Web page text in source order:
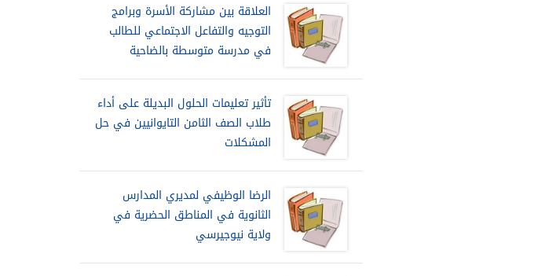
العلاقة بين مشاركة الأسرة وبرامج
التوجيه والتفاعل الاجتماعي للطالب
في مدرسة متوسطة بالضاحية
تأثير تعليمات الحلول البديلة على أداء
طلاب الصف الثامن التايوانيين في حل
المشكلات
الرضا الوظيفي لمديري المدارس
الثانوية في المناطق الحضرية في
ولاية نيوجيرسي